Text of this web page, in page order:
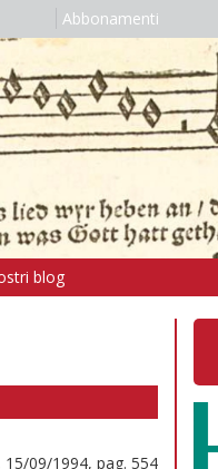
Abbonamenti
blog
09/1994, pag. 554